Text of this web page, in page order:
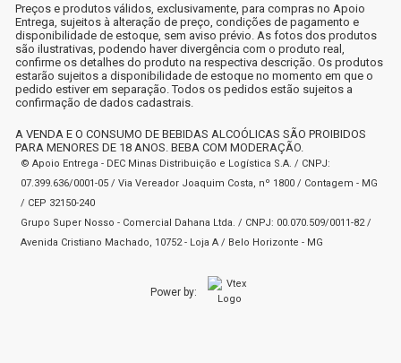
Preços e produtos válidos, exclusivamente, para compras no Apoio
Entrega, sujeitos à alteração de preço, condições de pagamento e
disponibilidade de estoque, sem aviso prévio. As fotos dos produtos
são ilustrativas, podendo haver divergência com o produto real,
confirme os detalhes do produto na respectiva descrição. Os produtos
estarão sujeitos a disponibilidade de estoque no momento em que o
pedido estiver em separação. Todos os pedidos estão sujeitos a
confirmação de dados cadastrais.
A VENDA E O CONSUMO DE BEBIDAS ALCOÓLICAS SÃO PROIBIDOS
PARA MENORES DE 18 ANOS. BEBA COM MODERAÇÃO.
© Apoio Entrega - DEC Minas Distribuição e Logística S.A. / CNPJ:
07.399.636/0001-05 / Via Vereador Joaquim Costa, nº 1800 / Contagem - MG
/ CEP 32150-240
Grupo Super Nosso - Comercial Dahana Ltda. / CNPJ: 00.070.509/0011-82 /
Avenida Cristiano Machado, 10752 - Loja A / Belo Horizonte - MG
Power by: